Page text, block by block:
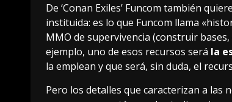
De ‘Conan Exiles’ Funcom también
instituida: es lo que Funcom llama
MMO de supervivencia (construir
ejemplo, uno de esos recursos será la
la emplean y que será, sin duda, el
Pero los detalles que caracterizan a las